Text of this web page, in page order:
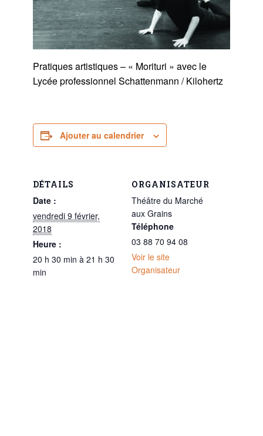
Pratiques artistiques – « Morituri » avec le
Lycée professionnel Schattenmann / Kilohertz
Ajouter au calendrier
DÉTAILS
Date :
vendredi 9 février,
2018
Heure :
20 h 30 min à 21 h 30
min
ORGANISATEUR
Théâtre du Marché
aux Grains
Téléphone
03 88 70 94 08
Voir le site
Organisateur